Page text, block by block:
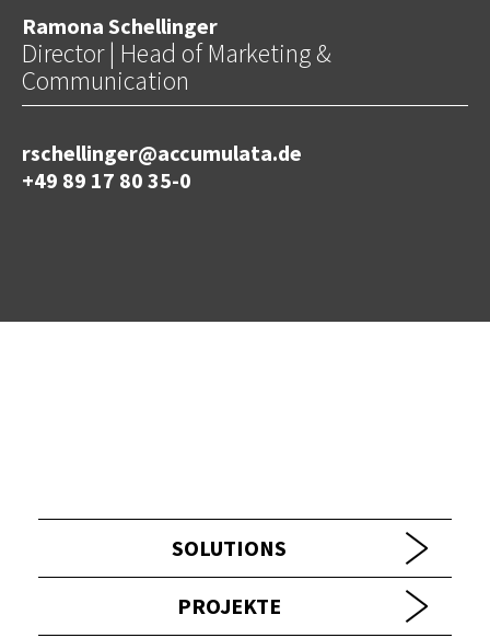
Ramona Schellinger
Director | Head of Marketing &
Communication
rschellinger@accumulata.de
+49 89 17 80 35-0
SOLUTIONS
PROJEKTE